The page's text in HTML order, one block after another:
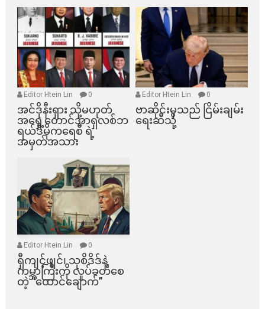
Editor Htein Lin 0
အင်ဒိုနီးရှား သို့မဟုတ်
အရှေ့တောင်အာရှလစ်ဘ
ရယ်ဒီမိုကရေစီ ရဲ့
အမှတ်အသား
Editor Htein Lin 0
ဗာဆိုင်းမှသည် ငြိမ်းချမ်း
ရေးဆီသို့
Editor Htein Lin 0
ရှီကျင့်ဖျင်၊ သုစိဒိဒ်နဲ့
ကမ္ဘာကြီးကို လှုပ်ခတ်စေ
တဲ့ “ထောင်ချောက်”